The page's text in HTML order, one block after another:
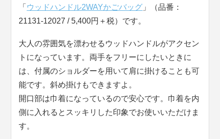
「 ウッドハンドル2WAYかごバッグ 」（品番：
21131-12027 / 5,400円＋税）です。
大人の雰囲気を漂わせるウッドハンドルがアクセン
トになっています。両手をフリーにしたいときに
は、付属のショルダーを用いて肩に掛けることも可
能です。斜め掛けもできますよ。
開口部は巾着になっているので安心です。巾着を内
側に入れるとスッキリした印象でお使いいただけま
す。